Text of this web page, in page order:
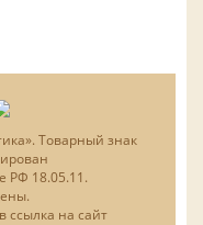
Товарный знак
РФ 18.05.11.
ссылка на сайт